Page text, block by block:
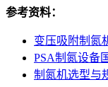
参考资料：
变压吸附制氮
PSA制氮设备
制氮机选型与